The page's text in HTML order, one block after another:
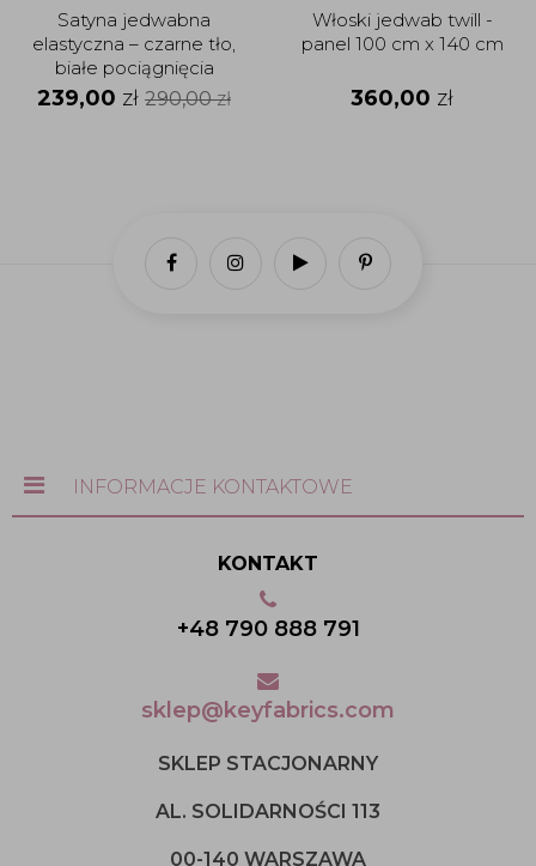
Satyna jedwabna
elastyczna – czarne tło,
białe pociągnięcia
pędzla
239,00 zł 290,00zł
Włoski jedwab twill -
panel 100 cm x 140 cm
360,00 zł
INFORMACJE KONTAKTOWE
KONTAKT
+48 790 888 791
sklep@keyfabrics.com
SKLEP STACJONARNY
AL. SOLIDARNOŚCI 113
00-140 WARSZAWA